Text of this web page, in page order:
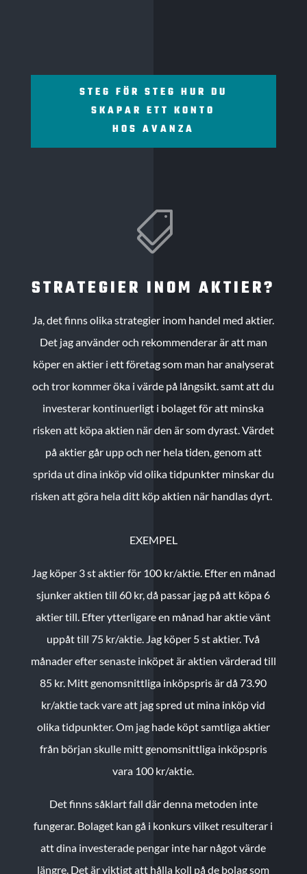
STEG FÖR STEG HUR DU
SKAPAR ETT KONTO
HOS AVANZA

STRATEGIER INOM AKTIER?
Ja, det finns olika strategier inom handel med aktier.
Det jag använder och rekommenderar är att man
köper en aktier i ett företag som man har analyserat
och tror kommer öka i värde på långsikt. samt att du
investerar kontinuerligt i bolaget för att minska
risken att köpa aktien när den är som dyrast. Värdet
på aktier går upp och ner hela tiden, genom att
sprida ut dina inköp vid olika tidpunkter minskar du
risken att göra hela ditt köp aktien när handlas dyrt.
EXEMPEL
Jag köper 3 st aktier för 100 kr/aktie. Efter en månad
sjunker aktien till 60 kr, då passar jag på att köpa 6
aktier till. Efter ytterligare en månad har aktie vänt
uppåt till 75 kr/aktie. Jag köper 5 st aktier.Två
månader efter senaste inköpet är aktien värderad till
85 kr. Mitt genomsnittliga inköpspris är då 73.90
kr/aktie tack vare att jag spred ut mina inköp vid
olika tidpunkter. Om jag hade köpt samtliga aktier
från början skulle mitt genomsnittliga inköpspris
vara 100 kr/aktie.
Det finns såklart fall där denna metoden inte
fungerar. Bolaget kan gå i konkurs vilket resulterar i
att dina investerade pengar inte har något värde
längre. Det är viktigt att hålla koll på de bolag som